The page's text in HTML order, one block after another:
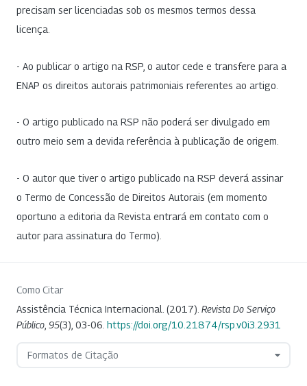
precisam ser licenciadas sob os mesmos termos dessa
licença.
- Ao publicar o artigo na RSP, o autor cede e transfere para a
ENAP os direitos autorais patrimoniais referentes ao artigo.
- O artigo publicado na RSP não poderá ser divulgado em
outro meio sem a devida referência à publicação de origem.
- O autor que tiver o artigo publicado na RSP deverá assinar
o Termo de Concessão de Direitos Autorais (em momento
oportuno a editoria da Revista entrará em contato com o
autor para assinatura do Termo).
Como Citar
Assistência Técnica Internacional. (2017). Revista Do Serviço
Público 95(3), 03-06. https://doi.org/10.21874/rsp.v0i3.2931
Formatos de Citação